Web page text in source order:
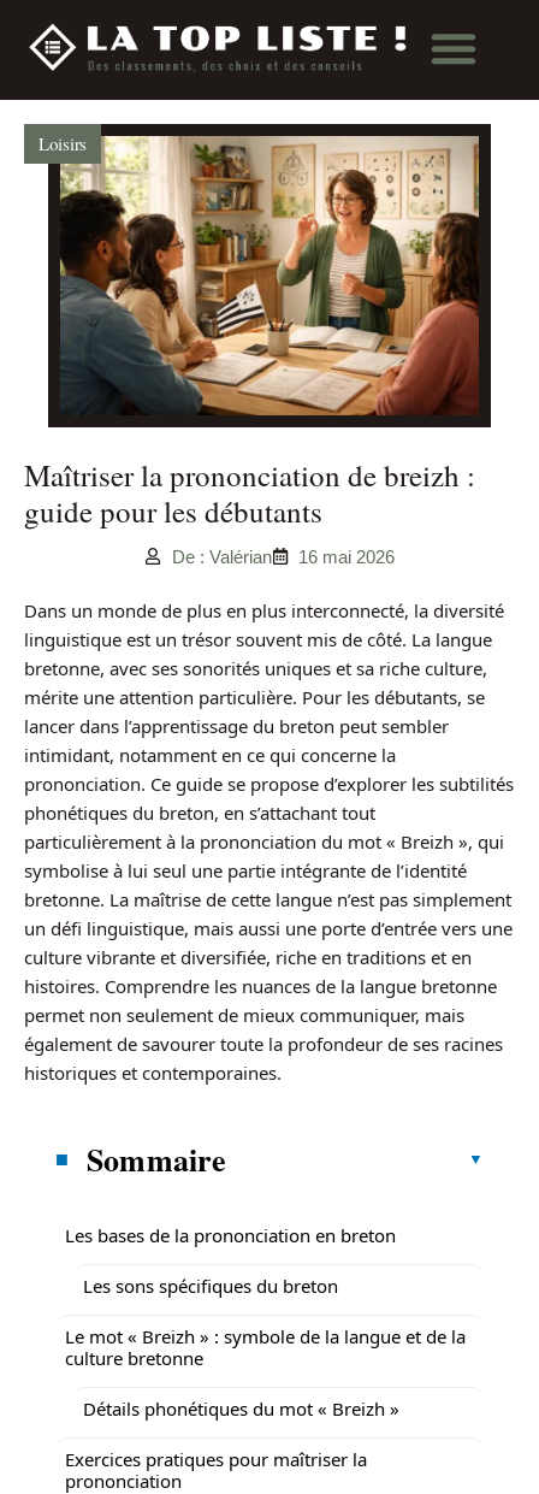
Loisirs
Maîtriser la prononciation de breizh :
guide pour les débutants
De : Valérian 16 mai 2026
Dans un monde de plus en plus interconnecté, la diversité
linguistique est un trésor souvent mis de côté. La langue
bretonne, avec ses sonorités uniques et sa riche culture,
mérite une attention particulière. Pour les débutants, se
lancer dans l’apprentissage du breton peut sembler
intimidant, notamment en ce qui concerne la
prononciation. Ce guide se propose d’explorer les subtilités
phonétiques du breton, en s’attachant tout
particulièrement à la prononciation du mot « Breizh », qui
symbolise à lui seul une partie intégrante de l’identité
bretonne. La maîtrise de cette langue n’est pas simplement
un défi linguistique, mais aussi une porte d’entrée vers une
culture vibrante et diversifiée, riche en traditions et en
histoires. Comprendre les nuances de la langue bretonne
permet non seulement de mieux communiquer, mais
également de savourer toute la profondeur de ses racines
historiques et contemporaines.
Sommaire
Les bases de la prononciation en breton
Les sons spécifiques du breton
Le mot « Breizh » : symbole de la langue et de la
culture bretonne
Détails phonétiques du mot « Breizh »
Exercices pratiques pour maîtriser la
prononciation